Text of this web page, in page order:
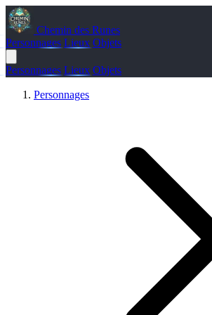
Chemin des Runes
Personnages Lieux Objets
Personnages Lieux Objets
Personnages